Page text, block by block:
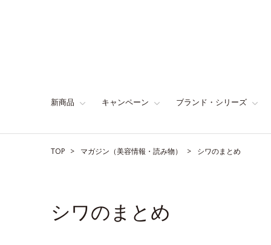
新商品 キャンペーン ブランド・シリーズ
TOP マガジン（美容情報・読み物） シワのまとめ
シワのまとめ